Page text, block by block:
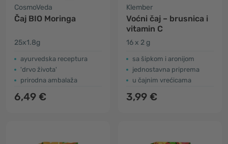
CosmoVeda
Čaj BIO Moringa
25x1.8g
ayurvedska receptura
'drvo života'
prirodna ambalaža
6,49 €
Klember
Voćni čaj – brusnica i
vitamin C
16 x 2 g
sa šipkom i aronijom
jednostavna priprema
u čajnim vrećicama
3,99 €